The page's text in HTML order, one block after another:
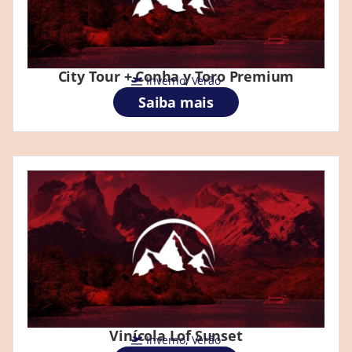
City Tour + Conha y Toro Premium
Inverno,Verão
Saiba mais
Vinícola Lof Sunset
Inverno,Verão